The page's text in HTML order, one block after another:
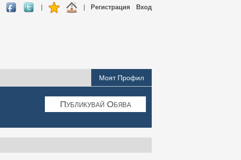
Вход
Регистрация
Моят Профил
Публикувай Обява